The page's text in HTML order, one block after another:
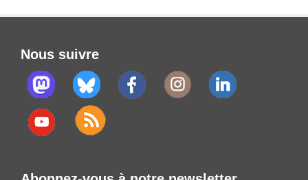
Nous suivre